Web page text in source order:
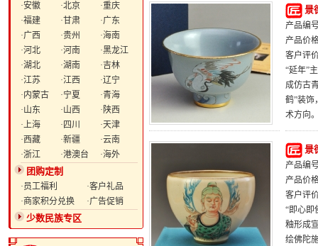
·安徽 ·北京
·重庆
·福建
·甘肃
·广东
·广西
·贵州
·海南
·河北
·河南
·黑龙江
·湖北
·湖南
·吉林
·江苏
·江西
·辽宁
·内蒙古
·宁夏
·青海
·山东
·山西
·陕西
·上海
·四川
·天津
·西藏
·新疆
·云南
·浙江
·港澳台 ·海外
团购定制
·员工福利
·客户礼品
·商家积分兑换
·广告促销
少数民族专区
景
产品编
产品价
客户评
“延年”
成仿古
鹤”装饰
术方向
景
产品编
产品价
客户评
“即心即
釉形成
绘佛陀